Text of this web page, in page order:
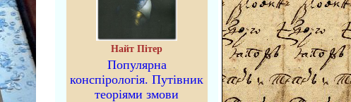
Найт Пітер
Популярна
конспірологія. Путівник
теоріями змови